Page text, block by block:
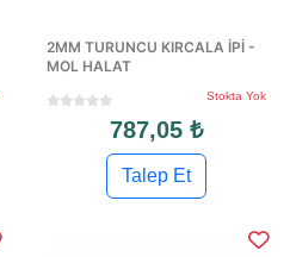
2MM TURUNCU KIRCALA İPİ -
MOL HALAT
Stokta Yok
787,05 ₺
Talep Et